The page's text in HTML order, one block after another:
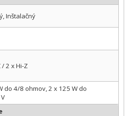
Inštalačný
/ 2 x Hi-Z
do 4/8 ohmov, 2 x 125 W do